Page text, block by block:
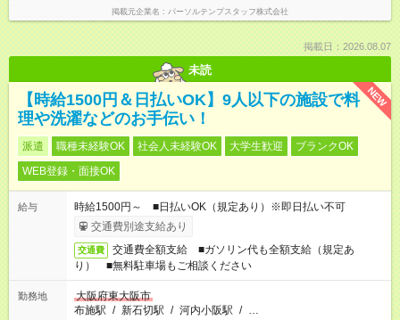
掲載元企業名 パーソルテンプスタッフ株式会社
掲載日：2026.08.07
未読
NEW
【時給1500円＆日払いOK】9人以下の施設で料
理や洗濯などのお手伝い！
派遣 職種未経験OK 社会人未経験OK 大学生歓迎
ブランクOK
WEB登録・面接OK
給与
時給1500円～ ■日払いOK（規定あり）※即日払い不可
交通費別途支給あり
交通費
交通費全額支給 ■ガソリン代も全額支給（規定あ
り） ■無料駐車場もご相談ください
勤務地
大阪府東大阪市
布施駅 / 新石切駅 / 河内小阪駅 / …